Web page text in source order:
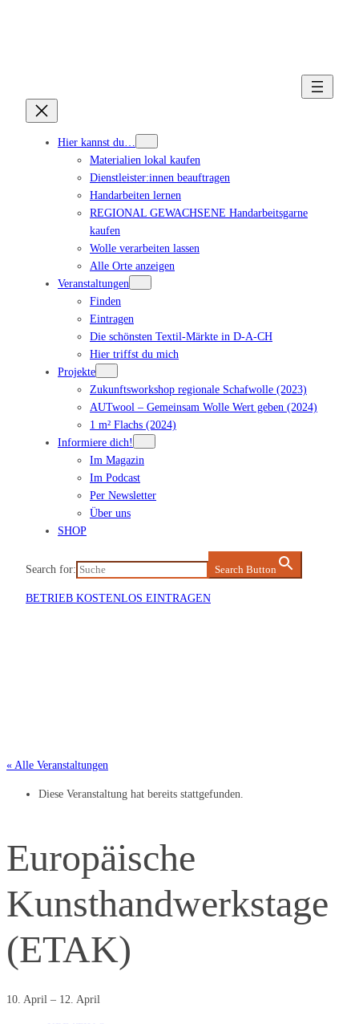
Hier kannst du…
Materialien lokal kaufen
Dienstleister:innen beauftragen
Handarbeiten lernen
REGIONAL GEWACHSENE Handarbeitsgarne
kaufen
Wolle verarbeiten lassen
Alle Orte anzeigen
Veranstaltungen
Finden
Eintragen
Die schönsten Textil-Märkte in D-A-CH
Hier triffst du mich
Projekte
Zukunftsworkshop regionale Schafwolle (2023)
AUTwool – Gemeinsam Wolle Wert geben (2024)
1 m² Flachs (2024)
Informiere dich!
Im Magazin
Im Podcast
Per Newsletter
Über uns
SHOP
Search for: Search Button
BETRIEB KOSTENLOS EINTRAGEN
« Alle Veranstaltungen
Diese Veranstaltung hat bereits stattgefunden.
Europäische
Kunsthandwerkstage
(ETAK)
10. April – 12. April